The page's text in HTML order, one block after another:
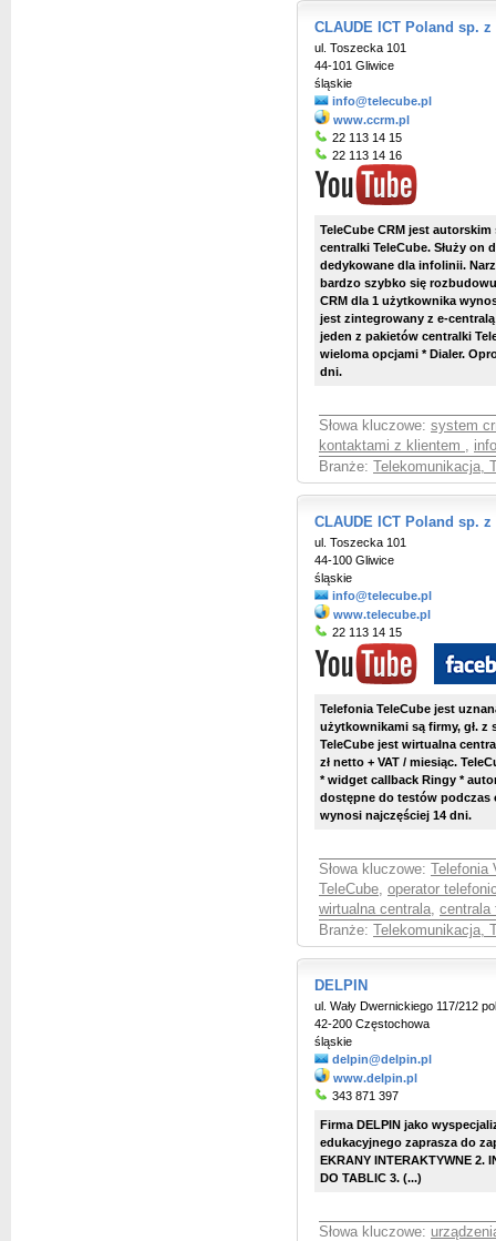
CLAUDE ICT Poland sp. z
ul. Toszecka 101
44-101 Gliwice
śląskie
info@telecube.pl
www.ccrm.pl
22 113 14 15
22 113 14 16
TeleCube CRM jest
centralki TeleCube. Służy on
dedykowane dla infolinii.
bardzo szybko się
CRM dla 1 użytkownika
jest zintegrowany z e-
jeden z pakietów centralki
wieloma opcjami * Dialer.
dni.
Słowa kluczowe: system
kontaktami z klientem ,
Branże:
Telekomunikacja,
CLAUDE ICT Poland sp.
ul. Toszecka 101
44-100 Gliwice
śląskie
info@telecube.pl
www.telecube.pl
22 113 14 15
Telefonia TeleCube jest
użytkownikami są firmy, gł. z
TeleCube jest wirtualna
zł netto + VAT / miesiąc.
* widget callback Ringy *
dostępne do testów podczas
wynosi najczęściej 14 dni.
Słowa kluczowe:
Telefonia
TeleCube, operator
wirtualna centrala, centrala
Branże:
Telekomunikacja,
DELPIN
ul. Wały Dwernickiego 117/212
42-200 Częstochowa
śląskie
delpin@delpin.pl
www.delpin.pl
343 871 397
Firma DELPIN jako
edukacyjnego zaprasza do
EKRANY INTERAKTYWNE 2.
DO TABLIC 3. (...)
Słowa kluczowe: